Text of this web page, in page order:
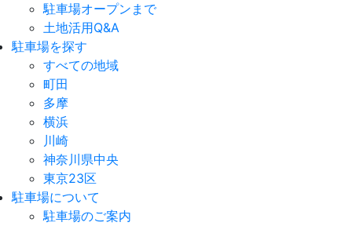
駐車場オープンまで
土地活用Q&A
駐車場を探す
すべての地域
町田
多摩
横浜
川崎
神奈川県中央
東京23区
駐車場について
駐車場のご案内